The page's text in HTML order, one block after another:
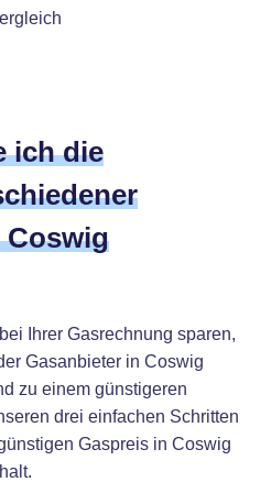
ich die
Coswig
Ihrer Gasrechnung sparen,
Gasanbieter in Coswig
zu einem günstigeren
drei einfachen Schritten
Gaspreis in Coswig